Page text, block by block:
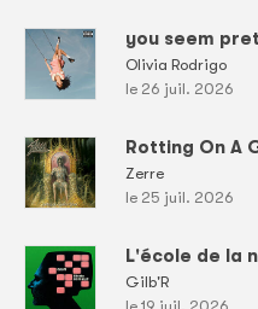
you seem
Olivia Rodrigo
le 26 juil. 2026
Rotting On A
Zerre
le 25 juil. 2026
L'école de la
Gilb'R